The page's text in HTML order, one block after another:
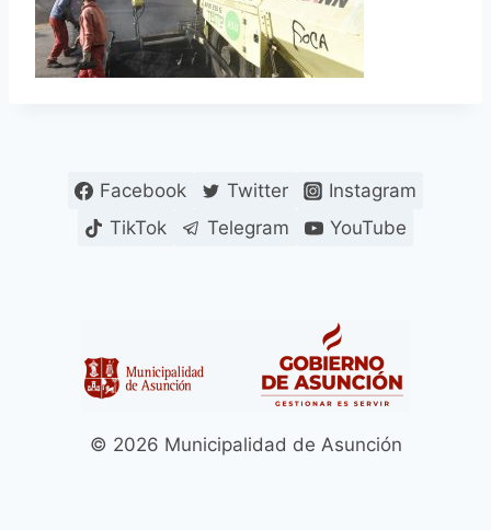
Facebook Twitter
Instagram
TikTok
Telegram YouTube
© 2026 Municipalidad de Asunción